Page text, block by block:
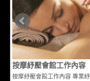
按摩紓壓會館工作內容
按摩紓壓會館工作內容 專業